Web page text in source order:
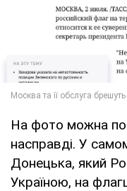
На фото можна
насправді. У
Донецька, який
Україною, на